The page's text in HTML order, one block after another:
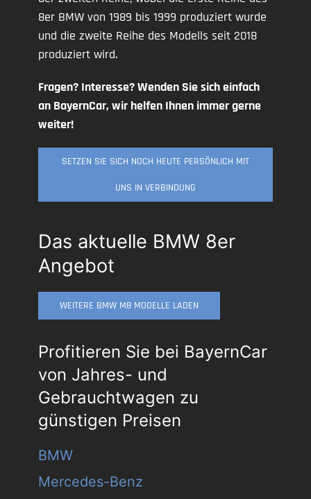
8er BMW von 1989 bis 1999 produziert wurde
und die zweite Reihe des Modells seit 2018
produziert wird.
Fragen? Interesse? Wenden Sie sich einfach
an BayernCar, wir helfen Ihnen immer gerne
weiter!
SETZEN SIE SICH NOCH HEUTE PERSÖNLICH MIT
UNS IN VERBINDUNG
Das aktuelle BMW 8er
Angebot
WEITERE BMW M8 MODELLE LADEN
Profitieren Sie bei BayernCar
von Jahres- und
Gebrauchtwagen zu
günstigen Preisen
BMW
Mercedes-Benz